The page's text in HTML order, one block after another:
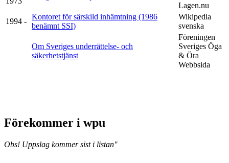
Lagen.nu
1994 -
Kontoret för särskild inhämtning (1986
benämnt SSI)
Wikipedia
svenska
Om Sveriges underrättelse- och
säkerhetstjänst
Föreningen
Sveriges Öga
& Öra
Webbsida
Förekommer i wpu
Obs! Uppslag kommer sist i listan"